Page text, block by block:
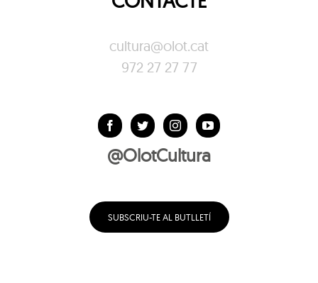
cultura@olot.cat
972 27 27 77
@OlotCultura
SUBSCRIU-TE AL BUTLLETÍ